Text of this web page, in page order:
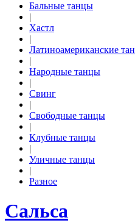
Бальные танцы
|
Хастл
|
Латиноамериканские
|
Народные танцы
|
Свинг
|
Свободные танцы
|
Клубные танцы
|
Уличные танцы
|
Разное
Сальса